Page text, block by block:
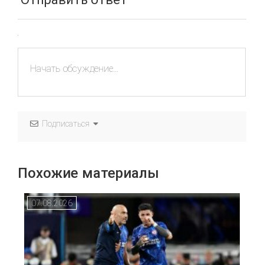
Подписаться
Похожие материалы
07.08.2026